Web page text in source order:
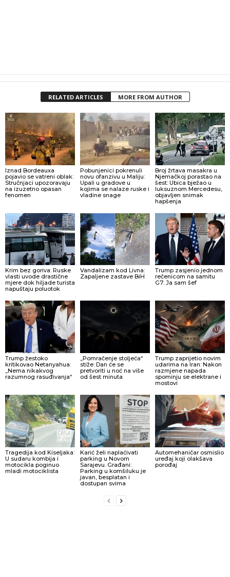
RELATED ARTICLES MORE FROM AUTHOR
Iznad Bordeauxa
pojavio se vatreni oblak:
Stručnjaci upozoravaju
na izuzetno opasan
fenomen
Pobunjenici pokrenuli
novu ofanzivu u Maliju:
Upali u gradove u
kojima se nalaze ruske i
vladine snage
Broj žrtava masakra u
Njemačkoj porastao na
šest: Ubica bježao u
luksuznom Mercedesu,
objavljen snimak
hapšenja
Krim bez goriva: Ruske
vlasti uvode drastične
mjere dok hiljade turista
napuštaju poluotok
Vandalizam kod Livna:
Zapaljene zastave BiH
Trump zasjenio jednom
rečenicom na samitu
G7: Ja sam šef
Trump žestoko
kritikovao Netanyahua:
„Nema nikakvog
razumnog rasuđivanja“
„Pomračenje stoljeća“
stiže: Dan će se
pretvoriti u noć na više
od šest minuta
Trump zaprijetio novim
udarima na Iran: Nakon
razmjene napada
spominju se elektrane i
mostovi
Tragedija kod Kiseljaka:
U sudaru kombija i
motocikla poginuo
mladi motociklista
Karić želi naplaćivati
parking u Novom
Sarajevu. Građani:
Parking u komšiluku je
javan, besplatan i
dostupan svima
Automehaničar osmislio
uređaj koji olakšava
porođaj